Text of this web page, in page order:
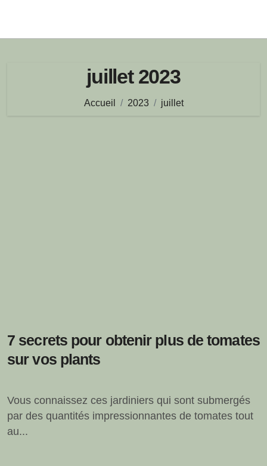
juillet 2023
Accueil 2023 juillet
7 secrets pour obtenir plus de tomates
sur vos plants
Vous connaissez ces jardiniers qui sont submergés
par des quantités impressionnantes de tomates tout
au...